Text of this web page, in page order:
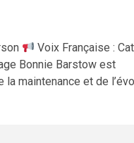
Voix Française :
Bonnie Barstow est
la maintenance et de